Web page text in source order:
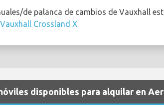
de palanca de cambios de Vauxhall
Vauxhall Crossland X
disponibles para alquilar en